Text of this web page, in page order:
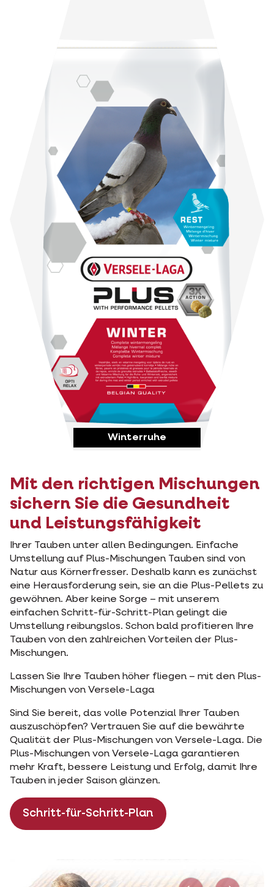
Winterruhe
Mit den richtigen Mischungen
sichern Sie die Gesundheit
und Leistungsfähigkeit
Ihrer Tauben unter allen Bedingungen. Einfache
Umstellung auf Plus-Mischungen Tauben sind von
Natur aus Körnerfresser. Deshalb kann es zunächst
eine Herausforderung sein, sie an die Plus-Pellets zu
gewöhnen. Aber keine Sorge – mit unserem
einfachen Schritt-für-Schritt-Plan gelingt die
Umstellung reibungslos. Schon bald profitieren Ihre
Tauben von den zahlreichen Vorteilen der Plus-
Mischungen.
Lassen Sie Ihre Tauben höher fliegen – mit den Plus-
Mischungen von Versele-Laga
Sind Sie bereit, das volle Potenzial Ihrer Tauben
auszuschöpfen? Vertrauen Sie auf die bewährte
Qualität der Plus-Mischungen von Versele-Laga. Die
Plus-Mischungen von Versele-Laga garantieren
mehr Kraft, bessere Leistung und Erfolg, damit Ihre
Tauben in jeder Saison glänzen.
Schritt-für-Schritt-Plan